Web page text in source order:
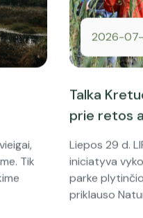
Tik
2026-
Talka
prie retos
Liepos 29 d.
iniciatyva
parke
priklauso